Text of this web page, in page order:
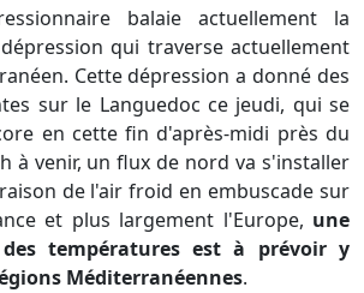
qui traverse actuellement
Cette dépression a donné des
sur le Languedoc ce jeudi, qui se
en cette fin d'après-midi près du
à venir, un flux de nord va s'installer
de l'air froid en embuscade sur
et plus largement l'Europe, une
des températures est à prévoir y
Méditerranéennes.